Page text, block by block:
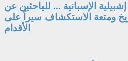
إشبيلية الإسبانية ... للباحثين عن
ومتعة الاستكشاف سيراً على
الأقدام